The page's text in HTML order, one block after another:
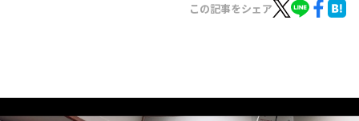
イベント・グッズ
この記事をシェア